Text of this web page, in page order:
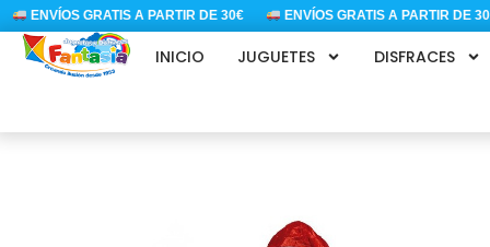
contenido
ENVÍOS GRATIS A PARTIR DE 30€ ENVÍOS GRATIS A PARTIR DE 30€
INICIO JUGUETES DISFRACES